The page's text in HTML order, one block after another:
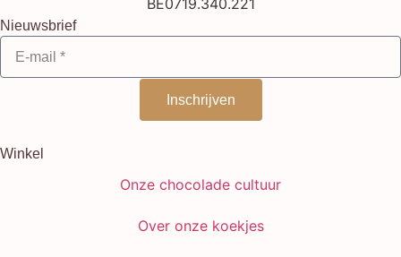
BE0719.340.221
Nieuwsbrief
Inschrijven
Winkel
Onze chocolade cultuur
Over onze koekjes